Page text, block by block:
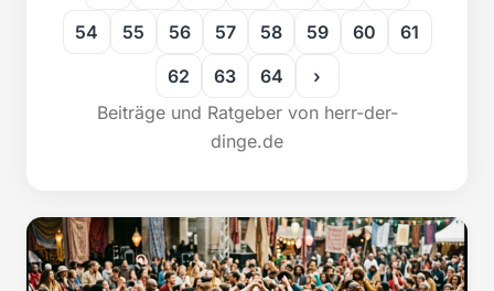
54
55 56 57 58 59 60
61
62
63 64
›
Beiträge und Ratgeber von herr-der-
dinge.de